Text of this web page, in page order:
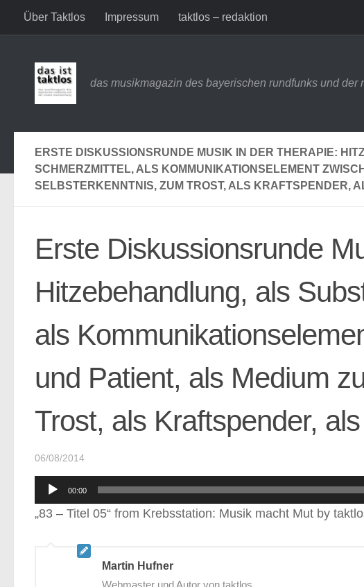
Zum Inhalt springen
Über Taktlos Impressum taktlos – redaktion
das musikmagazin des bayerischen rundfunks und der
ERSTE DISKUSSIONSRUNDE MUSIK IN DER THERAPIE:
SCHMERZMITTEL, ALS KOMMUNIKATIONSELEMENT
SELBSTERKENNTNIS, ZUM TROST, ALS KRAFTSPENDER,
Erste Diskussionsrunde
Hitzebehandlung, als
als
und Patient, als Medium
Trost, als Kraftspender,
06/08/2014
Audio-
Player
00:00
„83 – Titel 05“ from Krebsstation: Musik macht Mut by
Martin Hufner
Webmaster und Autor von taktlos